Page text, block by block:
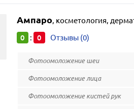
Ампаро, косметология,
0 : 0 Отзывы (0)
Фотоомоложение шеи
Фотоомоложение лица
Фотоомоложение кистей рук